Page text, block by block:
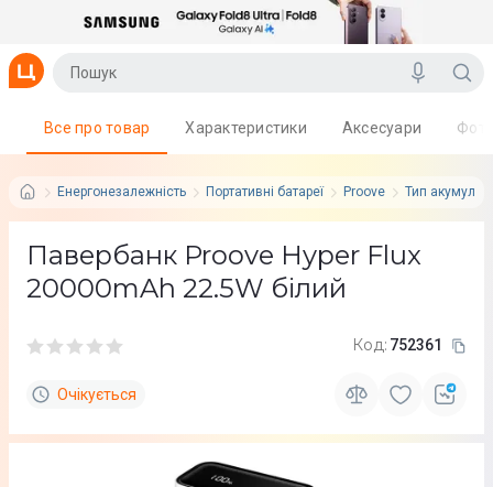
Енергонезалежність Портативні батареї Proove Тип
Все про товар Характеристики Аксесуари
Павербанк Proove Hyper Flux
20000mAh 22.5W білий
Код: 752361
Очікується